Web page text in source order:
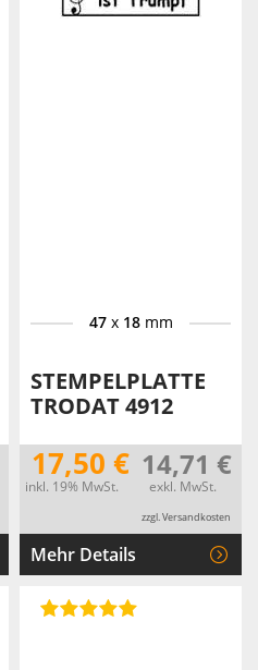
47x 18mm
STEMPELPLATTE
TRODAT 4912
17,50 €
inkl. 19% MwSt.
14,71 €
exkl. MwSt.
zzgl. Versandkosten
Mehr Details